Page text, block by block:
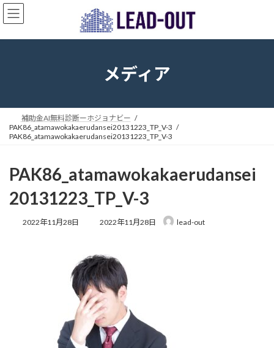
コ
ン
ン
ナ
ビ
ー
メディア
補助金AI無料診断ーホジョナビー
PAK86_atamawokakaerudansei20131223_TP_V-3
PAK86_atamawokakaerudansei20131223_TP_V-3
PAK86_atamawokakaerudansei
20131223_TP_V-3
2022年11月28日
最
新
日
時
:
2022年11月28日 lead-out